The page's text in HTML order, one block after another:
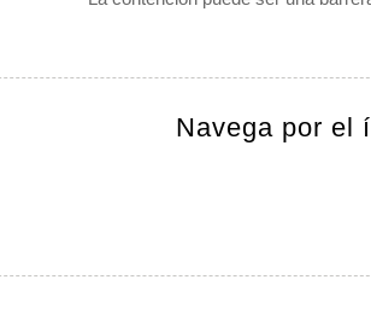
Navega por el